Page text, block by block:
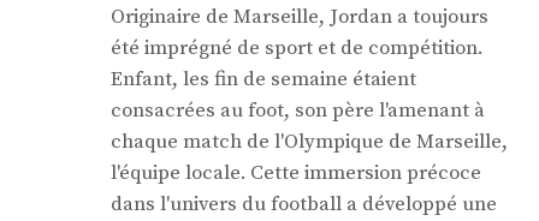
Originaire de Marseille, Jordan a toujours
été imprégné de sport et de compétition.
Enfant, les fin de semaine étaient
consacrées au foot, son père l'amenant à
chaque match de l'Olympique de Marseille,
l'équipe locale. Cette immersion précoce
dans l'univers du football a développé une